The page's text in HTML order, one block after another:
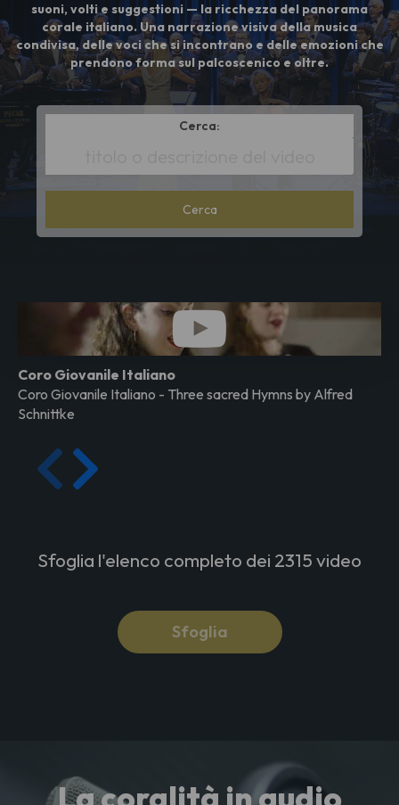
suoni, volti e suggestioni — la ricchezza del panorama
corale italiano. Una narrazione visiva della musica
condivisa, delle voci che si incontrano e delle emozioni che
prendono forma sul palcoscenico e oltre.
Cerca:
Coro Giovanile Italiano
Coro Giovanile Italiano - Three sacred Hymns by Alfred
Schnittke
Sfoglia l'elenco completo dei 2315 video
Sfoglia